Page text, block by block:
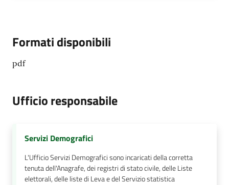
Formati disponibili
pdf
Ufficio responsabile
Servizi Demografici
L'Ufficio Servizi Demografici sono incaricati della corretta
tenuta dell'Anagrafe, dei registri di stato civile, delle Liste
elettorali, delle liste di Leva e del Servizio statistica